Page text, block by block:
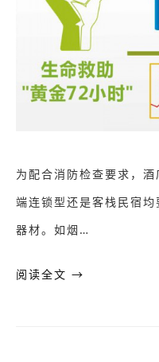
为配合消防检查要求，
端连锁型还是客栈民宿
器材。如烟…
阅读全文 →